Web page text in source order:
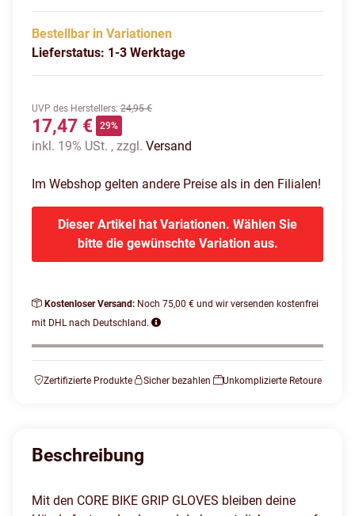
Bestellbar in Variationen
Lieferstatus: 1-3 Werktage
UVP des Herstellers: 24,95 €
17,47 € 29%
inkl. 19% USt. , zzgl. Versand
Im Webshop gelten andere Preise als in den Filialen!
Dieser Artikel hat Variationen. Wählen Sie
bitte die gewünschte Variation aus.
Kostenloser Versand: Noch 75,00 € und wir versenden kostenfrei
mit DHL nach Deutschland.
Zertifizierte Produkte Sicher bezahlen Unkomplizierte Retoure
Beschreibung
Mit den CORE BIKE GRIP GLOVES bleiben deine